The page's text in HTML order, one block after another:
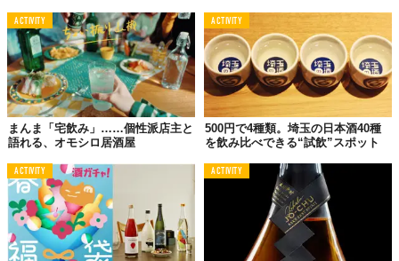
つぎに、飲み方をアレンジできるから、お酒が強い人も弱い人
も、一緒に“同じもの”を楽しめること。どういうことかという
と、
●「日本酒は飲みにくい」と思っている人は、日本酒の量を少なめ
にして、ロック、ソーダ割りにすることで飲み口が軽く、爽やか
になる。
●「それでも･･･」という人は、さらに果汁を加えてジューシー
に。りんごのフレーバーにはりんごジュースというふうに同じも
のを加えてもいいし、あえて違う果汁を入れるのもおいしそう
だ。
●「そもそもそういう問題じゃない！（お酒飲めない）」という人
ACTIVITY
まんま「宅飲み」……個性派店主と
語れる、オモシロ居酒屋
ACTIVITY
500円で4種類。埼玉の日本酒40種
を飲み比べできる“試飲”スポット
ACTIVITY ACTIVITY